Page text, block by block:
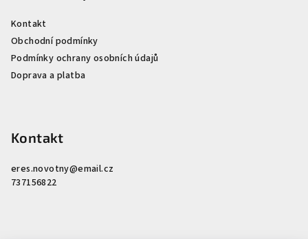
Kontakt
Obchodní podmínky
Podmínky ochrany osobních údajů
Doprava a platba
Kontakt
eres.novotny@email.cz
737156822